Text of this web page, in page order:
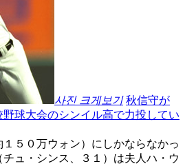
사진 크게보기 秋信守が
野球大会のシンイル高で力投してい
５０万ウォン）にしかならなかっ
ュ・シンス、３１）は夫人ハ・ウ